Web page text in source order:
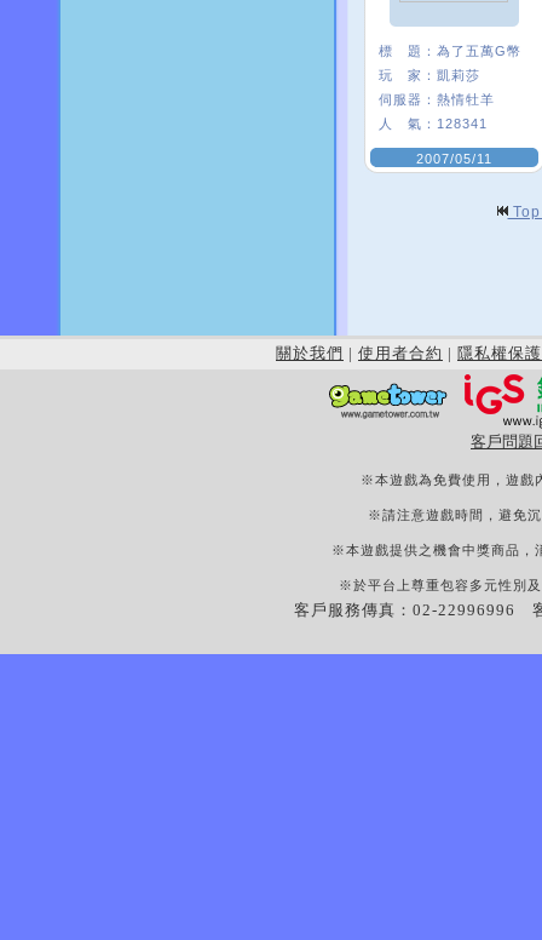
標 題： 為了五萬G幣
玩 家： 凱莉莎
伺服器： 熱情牡羊
人 氣： 128341
2007/05/11
關於我們 | 使用者合約 | 隱私權保護
客戶問題
※本遊戲為免費使用，遊戲
※請注意遊戲時間，避免
※本遊戲提供之機會中獎商品，
※於平台上尊重包容多元性別
客戶服務傳真：02-22996996